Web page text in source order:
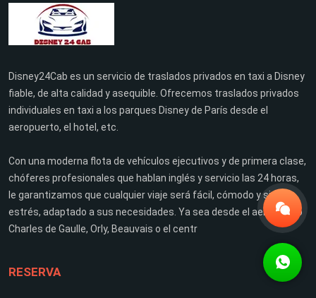
Disney24Cab es un servicio de traslados privados en taxi a Disney
fiable, de alta calidad y asequible. Ofrecemos traslados privados
individuales en taxi a los parques Disney de París desde el
aeropuerto, el hotel, etc.
Con una moderna flota de vehículos ejecutivos y de primera clase,
chóferes profesionales que hablan inglés y servicio las 24 horas,
le garantizamos que cualquier viaje será fácil, cómodo y sin
estrés, adaptado a sus necesidades. Ya sea desde el aeropuerto
Charles de Gaulle, Orly, Beauvais o el centr
RESERVA